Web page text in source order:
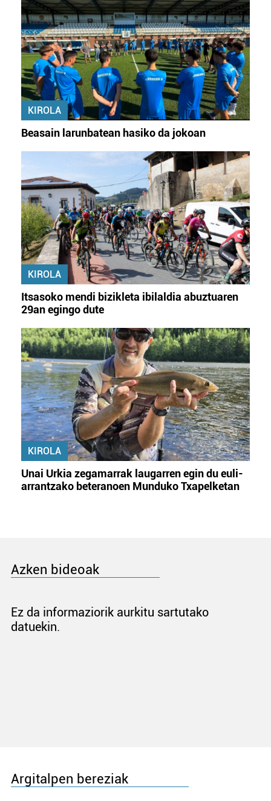
KIROLA
Beasain larunbatean hasiko da jokoan
KIROLA
Itsasoko mendi bizikleta ibilaldia abuztuaren
29an egingo dute
KIROLA
Unai Urkia zegamarrak laugarren egin du euli-
arrantzako beteranoen Munduko Txapelketan
Azken bideoak
Ez da informaziorik aurkitu sartutako
datuekin.
Argitalpen bereziak